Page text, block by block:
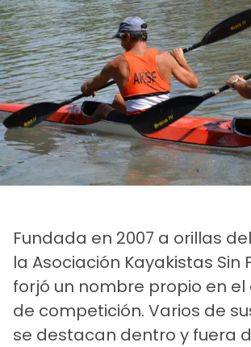
Fundada en 2007 a orillas
la Asociación Kayakistas Sin
forjó un nombre propio en
de competición. Varios de
se destacan dentro y fuera